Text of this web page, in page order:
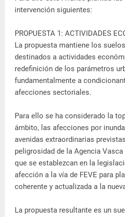
intervención siguientes:
PROPUESTA 1: ACTIVIDADES
La propuesta mantiene los
destinados a actividades
redefinición de los parámetros
fundamentalmente a
afecciones sectoriales.
Para ello se ha considerado la
ámbito, las afecciones por
avenidas extraordinarias
peligrosidad de la Agencia
que se establezcan en la
afección a la vía de FEVE para
coherente y actualizada a la
La propuesta resultante es un